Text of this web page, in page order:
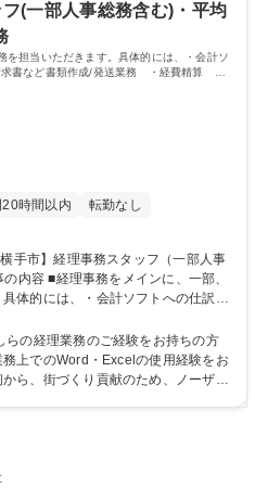
つ仕事を行います。 学歴・資格
高校 語学力： 資格：宅地建物取引
(一部人事総務含む)・平均
を担当いただきます。具体的には、・会計ソ
書など書類作成/発送業務 ・経費精算 ・
20時間以内 転勤なし
体的には、・会計ソフトへの仕訳入
成/発送業務 ・経費精算 ・入金/決
】「敷金・礼金・仲介料ゼロ」のト
証人不要」システムの提供など、常
の経理業務のご経験をお持ちの方
務上でのWord・Excelの使用経験をお
ら、街づくり貢献のため、ノーザン